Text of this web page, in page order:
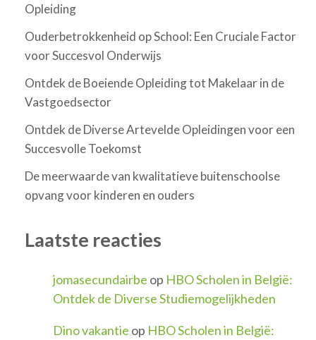
Opleiding
Ouderbetrokkenheid op School: Een Cruciale Factor
voor Succesvol Onderwijs
Ontdek de Boeiende Opleiding tot Makelaar in de
Vastgoedsector
Ontdek de Diverse Artevelde Opleidingen voor een
Succesvolle Toekomst
De meerwaarde van kwalitatieve buitenschoolse
opvang voor kinderen en ouders
Laatste reacties
jomasecundairbe op HBO Scholen in België:
Ontdek de Diverse Studiemogelijkheden
Dino vakantie op HBO Scholen in België: